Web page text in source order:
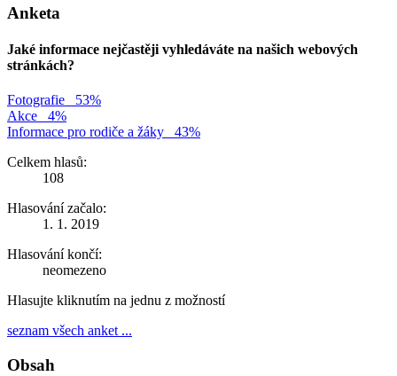
Anketa
Jaké informace nejčastěji vyhledáváte na našich webových
stránkách?
Fotografie
53%
Akce
4%
Informace pro rodiče a žáky
43%
Celkem hlasů:
108
Hlasování začalo:
1. 1. 2019
Hlasování končí:
neomezeno
Hlasujte kliknutím na jednu z možností
seznam všech anket ...
Obsah